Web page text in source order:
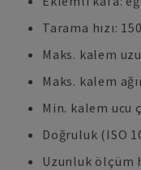
Tarama hızı:
Maks. kalem
Maks. kalem
Min. kalem ucu
Doğruluk (ISO
Uzunluk ölçüm